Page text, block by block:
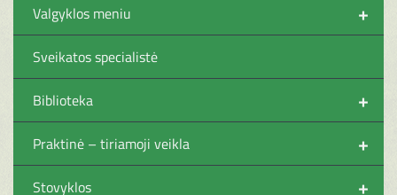
+
Valgyklos meniu
Sveikatos specialistė
+
Biblioteka
+
Praktinė – tiriamoji veikla
+
Stovyklos